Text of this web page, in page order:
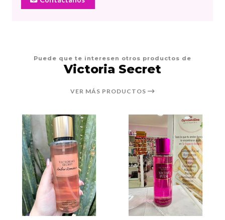
Puede que te interesen otros productos de
Victoria Secret
VER MÁS PRODUCTOS